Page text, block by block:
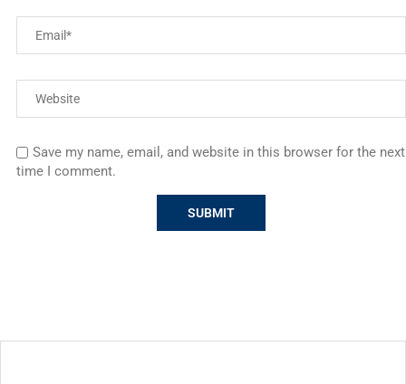
Save my name, email, and website in this browser for the next
time I comment.